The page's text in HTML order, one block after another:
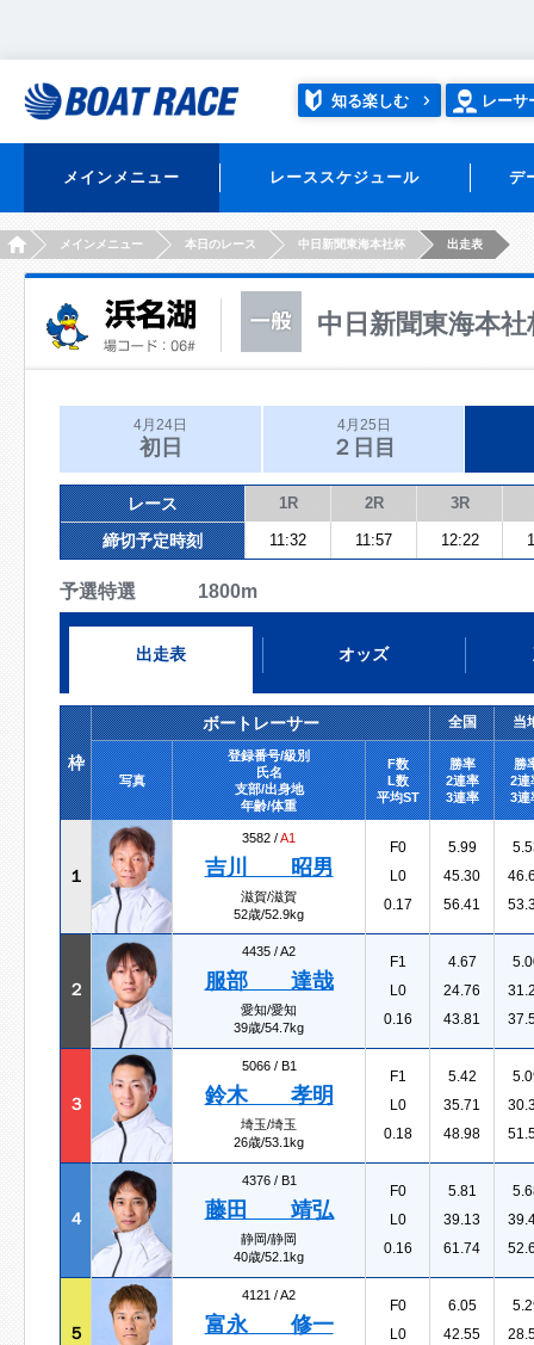
知る楽しむ レーサ
メインメニュー レーススケジュール デ
HOMEメインメニュー 本日のレース 中日新聞東海本社杯 出走表
中日新聞東海本社
4月24日
初日
4月25日
２日目
レース 1R 2R 3R
締切予定時刻 11:32 11:57 12:22
予選特選 1800m
出走表 オッズ
枠
ボートレーサー 全国 当
写真
登録番号/級別
氏名
支部/出身地
年齢/体重
F数
L数
平均ST
勝率
2連率
3連率
勝
2連
3連
１
3582 /A1
吉川 昭男
滋賀/滋賀
52歳/52.9kg
F0
L0
0.17
5.99
45.30
56.41
２
4435 /A2
服部 達哉
愛知/愛知
39歳/54.7kg
F1
L0
0.16
4.67
24.76
43.81
３
5066 / B1
鈴木 孝明
埼玉/埼玉
26歳/53.1kg
F1
L0
0.18
5.42
35.71
48.98
４
4376 / B1
藤田 靖弘
静岡/静岡
40歳/52.1kg
F0
L0
0.16
5.81
39.13
61.74
５
4121 /A2
富永 修一
F0
L0
6.05
42.55